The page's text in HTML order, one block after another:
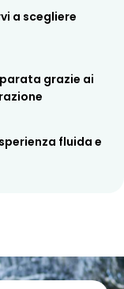
a scegliere
grazie ai
fluida e